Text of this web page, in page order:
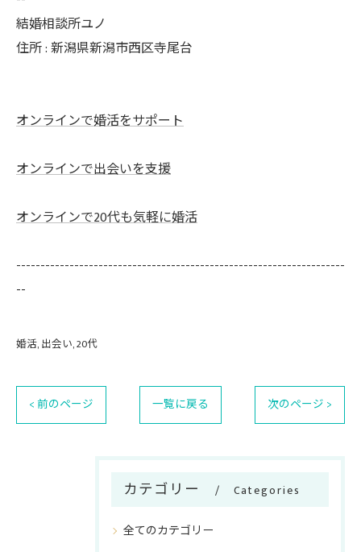
結婚相談所ユノ
住所 : 新潟県新潟市西区寺尾台
オンラインで婚活をサポート
オンラインで出会いを支援
オンラインで20代も気軽に婚活
--------------------------------------------------------------------
--
婚活 出会い 20代
< 前のページ 一覧に戻る 次のページ >
カテゴリー Categories
全てのカテゴリー